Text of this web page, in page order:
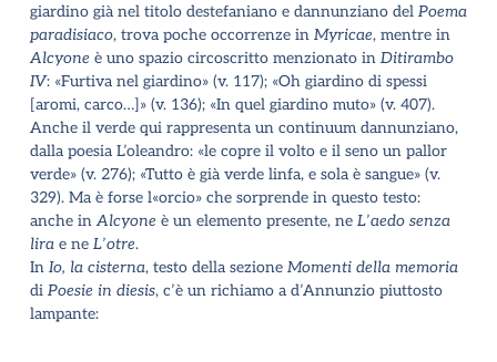
giardino già nel titolo destefaniano e dannunziano del Poema
paradisiaco, trova poche occorrenze in Myricae, mentre in
Alcyone è uno spazio circoscritto menzionato in Ditirambo
IV: «Furtiva nel giardino» (v. 117); «Oh giardino di spessi
[aromi, carco…]» (v. 136); «In quel giardino muto» (v. 407).
Anche il verde qui rappresenta un continuum dannunziano,
dalla poesia L’oleandro: «le copre il volto e il seno un pallor
verde» (v. 276); «Tutto è già verde linfa, e sola è sangue» (v.
329). Ma è forse l«orcio» che sorprende in questo testo:
anche inAlcyone è un elemento presente, ne L’aedo senza
lirae ne L’otre.
In Io, la cisterna, testo della sezione Momenti della memoria
di Poesie in diesis, c’è un richiamo a d’Annunzio piuttosto
lampante: